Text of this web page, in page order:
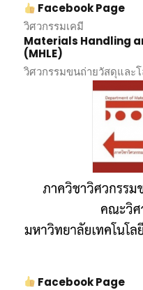
Facebook Page
วิศวกรรมเคมี
Materials Handling
(MHLE)
วิศวกรรมขนถ่ายวัสดุและ
Facebook Page